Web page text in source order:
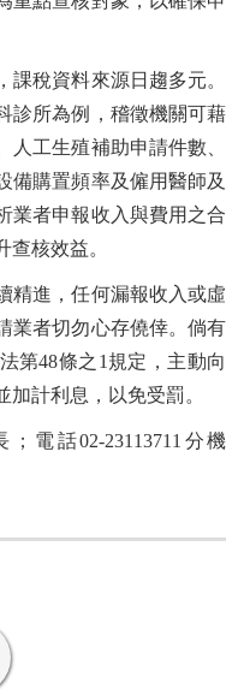
稅資料來源日趨多元。
診所為例，稽徵機關可藉
工生殖補助申請件數、
備購置頻率及僱用醫師及
業者申報收入與費用之合
核效益。
精進，任何漏報收入或虛
業者切勿心存僥倖。倘有
第48條之1規定，主動向
計利息，以免受罰。
電話02-23113711分機